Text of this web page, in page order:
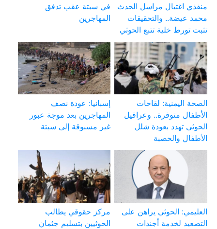
منفذي اغتيال مراسل الحدث
محمد عيضة.. والتحقيقات
تثبت تورط خلية تتبع الحوثي
في سبتة عقب تدفق
المهاجرين
الصحة اليمنية: لقاحات
الأطفال متوفرة.. وعراقيل
الحوثي تهدد بعودة شلل
الأطفال والحصبة
إسبانيا: عودة نصف
المهاجرين بعد موجة عبور
غير مسبوقة إلى سبتة
العليمي: الحوثي يراهن على
التصعيد لخدمة أجندات
مركز حقوقي يطالب
الحوثيين بتسليم جثمان